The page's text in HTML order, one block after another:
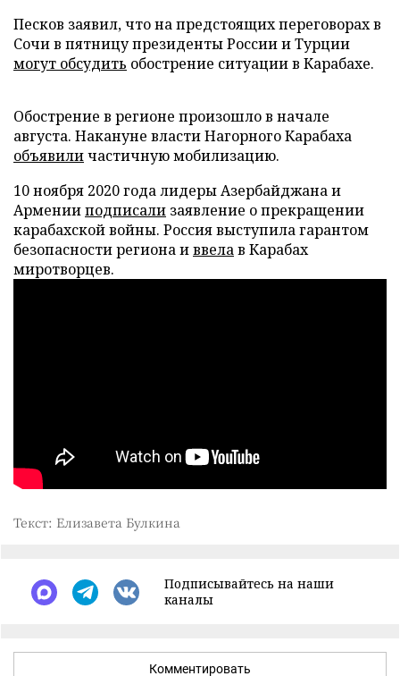
Песков заявил, что на предстоящих переговорах в
Сочи в пятницу президенты России и Турции
могут обсудить обострение ситуации в Карабахе.
Обострение в регионе произошло в начале
августа. Накануне власти Нагорного Карабаха
объявиличастичную мобилизацию.
10 ноября 2020 года лидеры Азербайджана и
Арменииподписали заявление о прекращении
карабахской войны. Россия выступила гарантом
безопасности региона иввелав Карабах
миротворцев.
Текст: Елизавета Булкина
Подписывайтесь на наши
каналы
Комментировать